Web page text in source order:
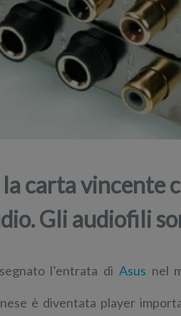
carta vincente
Gli audiofili
l’entrata di Asus nel
è diventata player